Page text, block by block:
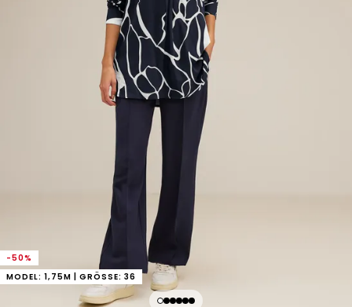
-50%
MODEL: 1,75M | GRÖSSE: 36